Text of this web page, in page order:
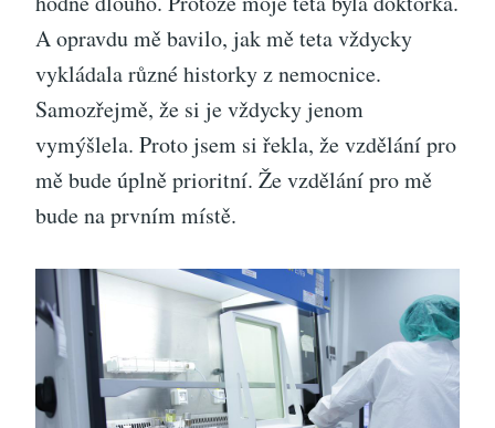
A opravdu mě bavilo, jak mě teta vždycky
vykládala různé historky z nemocnice.
Samozřejmě, že si je vždycky jenom
vymýšlela. Proto jsem si řekla, že vzdělání pro
mě bude úplně prioritní. Že vzdělání pro mě
bude na prvním místě.